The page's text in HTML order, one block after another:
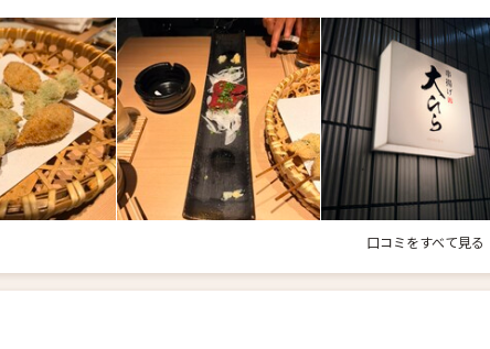
口コミをすべて見る